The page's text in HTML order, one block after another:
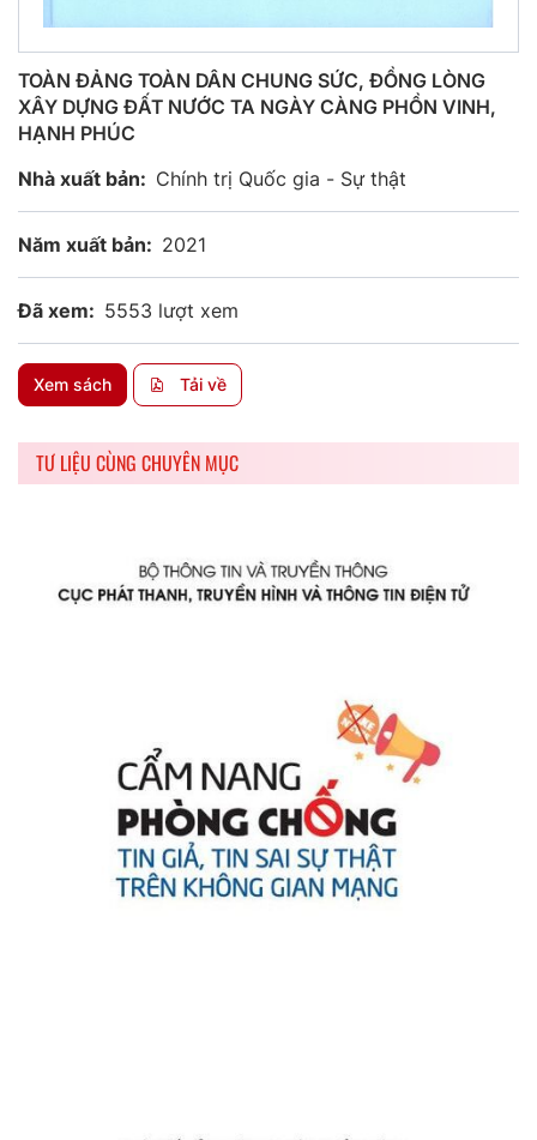
TOÀN ĐẢNG TOÀN DÂN CHUNG SỨC, ĐỒNG LÒNG
XÂY DỰNG ĐẤT NƯỚC TA NGÀY CÀNG PHỒN VINH,
HẠNH PHÚC
Nhà xuất bản: Chính trị Quốc gia - Sự thật
Năm xuất bản: 2021
Đã xem: 5553 lượt xem
Xem sách Tải về
TƯ LIỆU CÙNG CHUYÊN MỤC